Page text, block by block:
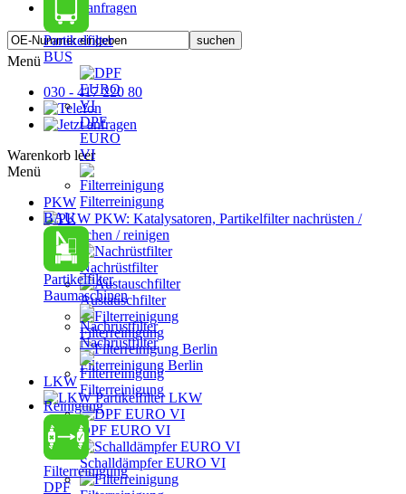
Partikelfilter
BUS
DPF
EURO
VI
Filterreinigung
BAU
Partikelfilter
Baumaschinen
Nachrüstfilter
Filterreinigung
Reinigung
Filterreinigung
DPF
Menü
030 - 417 220 80
Warenkorb leer
Menü
PKW
PKW: Katalysatoren, Partikelfilter nachrüsten /
austauschen / reinigen
Nachrüstfilter
Austauschfilter
Filterreinigung
Filterreinigung Berlin
LKW
Partikelfilter LKW
DPF EURO VI
Schalldämpfer EURO VI